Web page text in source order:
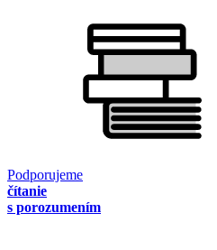
Podporujeme
čítanie
s porozumením